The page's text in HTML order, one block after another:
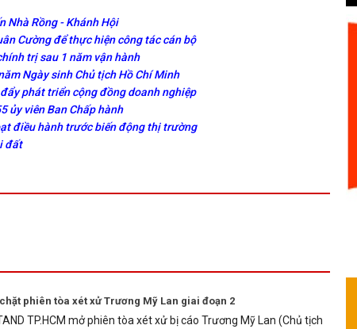
Nhà Rồng - Khánh Hội
Cường để thực hiện công tác cán bộ
trị sau 1 năm vận hành
Ngày sinh Chủ tịch Hồ Chí Minh
phát triển cộng đồng doanh nghiệp
ủy viên Ban Chấp hành
điều hành trước biến động thị trường
đất
phiên tòa xét xử Trương Mỹ Lan giai đoạn 2
TP.HCM mở phiên tòa xét xử bị cáo Trương Mỹ Lan (Chủ tịch